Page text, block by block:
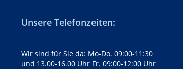
Unsere Telefonzeiten:
Wir sind für Sie da: Mo-Do. 09:00-11:30
und 13.00-16.00 Uhr Fr. 09:00-12:00 Uhr